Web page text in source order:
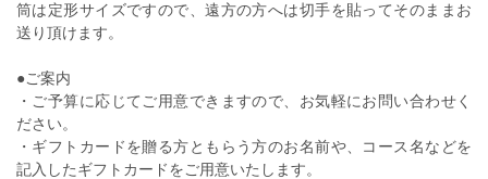
筒は定形サイズですので、遠方の方へは切手を貼ってそのままお
送り頂けます。
●ご案内
・ご予算に応じてご用意できますので、お気軽にお問い合わせく
ださい。
・ギフトカードを贈る方ともらう方のお名前や、コース名などを
記入したギフトカードをご用意いたします。